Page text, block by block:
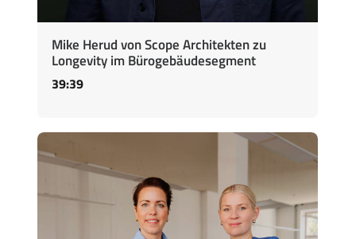
Mike Herud von Scope Architekten zu
Longevity im Bürogebäudesegment
39:39